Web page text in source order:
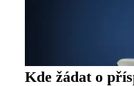
Kde žádat o